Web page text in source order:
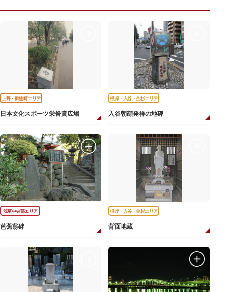
上野・御徒町エリア
日本文化スポーツ栄誉賞広場
根岸・入谷・金杉エリア
入谷朝顔発祥の地碑
浅草中央部エリア
芭蕉翁碑
根岸・入谷・金杉エリア
背面地蔵